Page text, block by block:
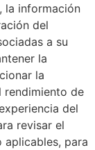
la información
del
a su
la
la
rendimiento de
del
revisar el
aplicables, para